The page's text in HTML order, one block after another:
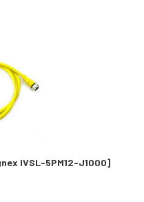
IVSL-5PM12-J1000]